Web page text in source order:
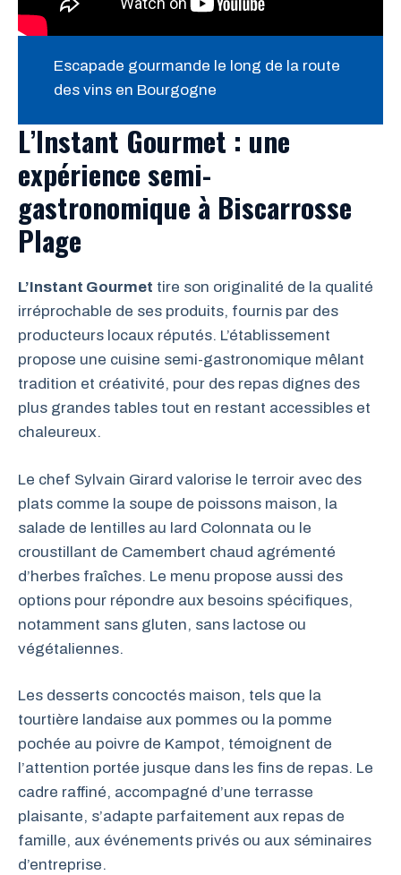
Escapade gourmande le long de la route
des vins en Bourgogne
L’Instant Gourmet : une
expérience semi-
gastronomique à Biscarrosse
Plage
L’Instant Gourmet tire son originalité de la qualité
irréprochable de ses produits, fournis par des
producteurs locaux réputés. L’établissement
propose une cuisine semi-gastronomique mêlant
tradition et créativité, pour des repas dignes des
plus grandes tables tout en restant accessibles et
chaleureux.
Le chef Sylvain Girard valorise le terroir avec des
plats comme la soupe de poissons maison, la
salade de lentilles au lard Colonnata ou le
croustillant de Camembert chaud agrémenté
d’herbes fraîches. Le menu propose aussi des
options pour répondre aux besoins spécifiques,
notamment sans gluten, sans lactose ou
végétaliennes.
Les desserts concoctés maison, tels que la
tourtière landaise aux pommes ou la pomme
pochée au poivre de Kampot, témoignent de
l’attention portée jusque dans les fins de repas. Le
cadre raffiné, accompagné d’une terrasse
plaisante, s’adapte parfaitement aux repas de
famille, aux événements privés ou aux séminaires
d’entreprise.